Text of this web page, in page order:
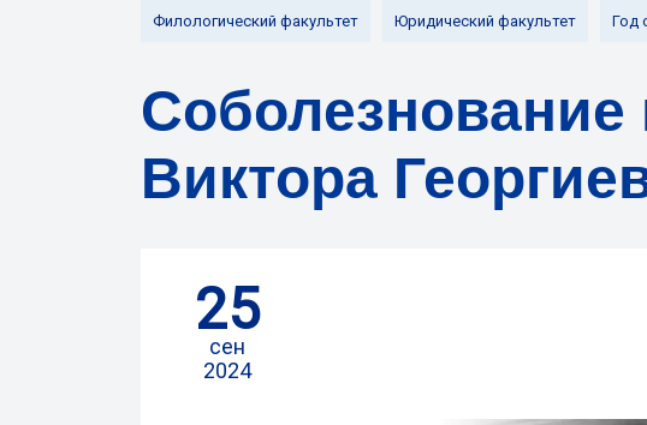
Филологический факультет Юридический факультет Год
Соболезнование
Виктора
25
сен
2024